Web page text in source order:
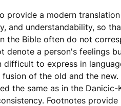
provide a modern
and understandability, so
the Bible often do not
denote a person's feelings
difficult to express in
of the old and the
the same as in the
Footnotes